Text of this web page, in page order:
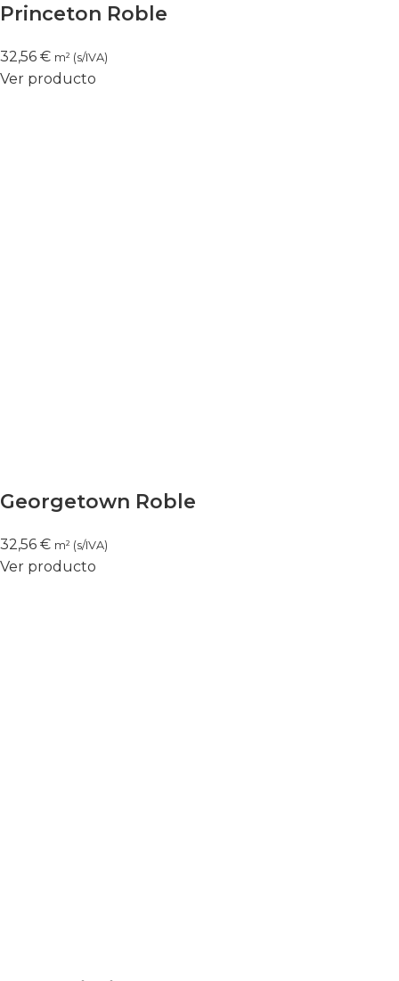
Princeton Roble
32,56 € m² (s/IVA)
Ver producto
Georgetown Roble
32,56 € m² (s/IVA)
Ver producto